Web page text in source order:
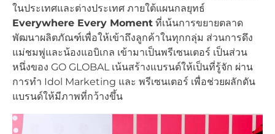
ในประเทศและต่างประเทศ ภายใต้แผนกลยุทธ์
Everywhere Every Moment ที่เน้นการขยายตลาด
พัฒนาผลิตภัณฑ์เพื่อให้เข้าถึงลูกค้าในทุกกลุ่ม ส่วนการดึง
แม่ชมพู่และน้องแอบิเกล เข้ามาเป็นพรีเซนเตอร์ เป็นส่วน
หนึ่งของ GO GLOBAL เน้นสร้างแบรนด์ให้เป็นที่รู้จัก ผ่าน
การทำ Idol Marketing และ พรีเซนเตอร์ เพื่อช่วยผลักดัน
แบรนด์ให้มีภาพที่กว้างขึ้น